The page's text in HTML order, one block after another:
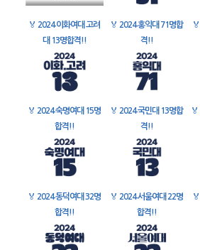
🏅 2024 이화여대 고려
대 13명합격!!
🏅 2024 홍익대 71명합
격!!
🏅
🏅 2024 숙명여대 15명
합격!!
🏅 2024 국민대 13명합
격!!
🏅
🏅 2024 동덕여대 32명
합격!!
🏅 2024 서울여대 22명
합격!!
🏅